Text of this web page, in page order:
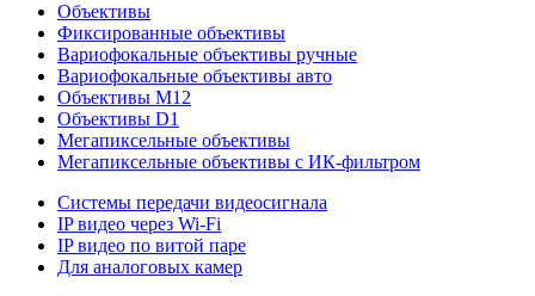
Объективы
Фиксированные объективы
Вариофокальные объективы ручные
Вариофокальные объективы авто
Объективы М12
Объективы D1
Мегапиксельные объективы
Мегапиксельные объективы с ИК-фильтром
Системы передачи видеосигнала
IP видео через Wi-Fi
IP видео по витой паре
Для аналоговых камер